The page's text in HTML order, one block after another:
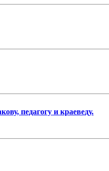
педагогу и краеведу.